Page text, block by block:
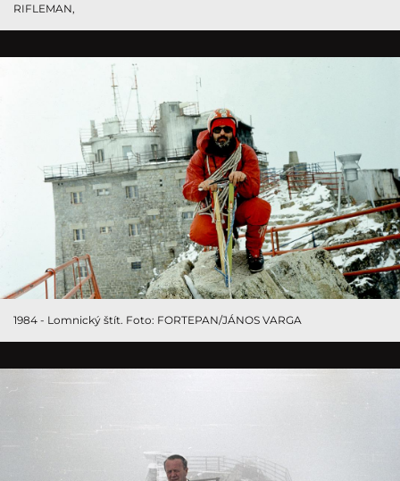
RIFLEMAN,
1984 - Lomnický štít. Foto: FORTEPAN/JÁNOS VARGA